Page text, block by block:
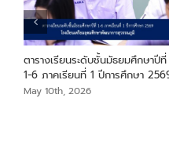
ตารางเรียนระดับชั้นมัธยมศึกษาปีที่
1-6 ภาคเรียนที่ 1 ปีการศึกษา
May 10th, 2026